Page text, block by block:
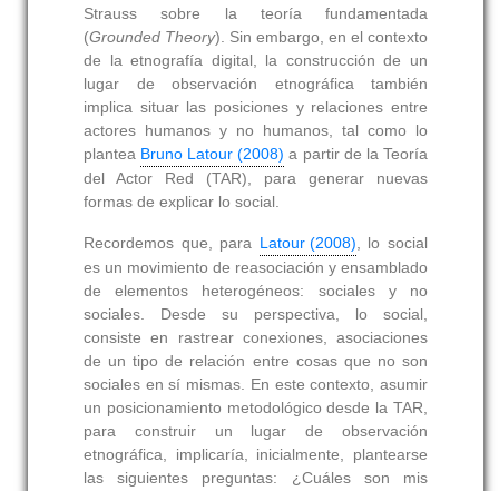
Strauss sobre la teoría fundamentada
(Grounded Theory). Sin embargo, en el contexto
de la etnografía digital, la construcción de un
lugar de observación etnográfica también
implica situar las posiciones y relaciones entre
actores humanos y no humanos, tal como lo
plantea Bruno Latour (2008) a partir de la Teoría
del Actor Red (TAR), para generar nuevas
formas de explicar lo social.
Recordemos que, para Latour (2008) , lo social
es un movimiento de reasociación y ensamblado
de elementos heterogéneos: sociales y no
sociales. Desde su perspectiva, lo social,
consiste en rastrear conexiones, asociaciones
de un tipo de relación entre cosas que no son
sociales en sí mismas. En este contexto, asumir
un posicionamiento metodológico desde la TAR,
para construir un lugar de observación
etnográfica, implicaría, inicialmente, plantearse
las siguientes preguntas: ¿Cuáles son mis